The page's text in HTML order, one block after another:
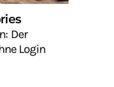
Der
Login